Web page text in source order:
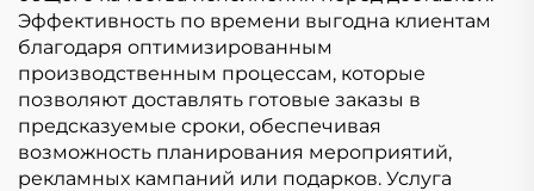
Эффективность по времени выгодна клиентам
благодаря оптимизированным
производственным процессам, которые
позволяют доставлять готовые заказы в
предсказуемые сроки, обеспечивая
возможность планирования мероприятий,
рекламных кампаний или подарков. Услуга